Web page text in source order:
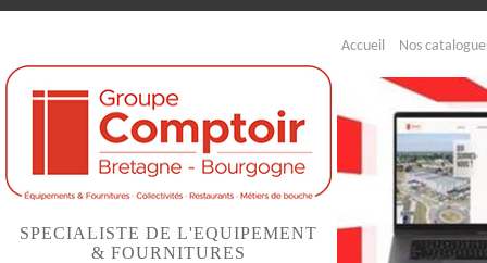
Accueil Nos
SPECIALISTE DE L'EQUIPEMENT
& FOURNITURES